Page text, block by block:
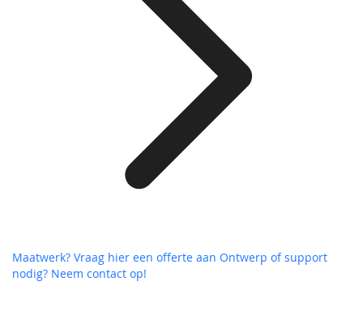
Maatwerk? Vraag hier een offerte aan Ontwerp of support
nodig? Neem contact op!